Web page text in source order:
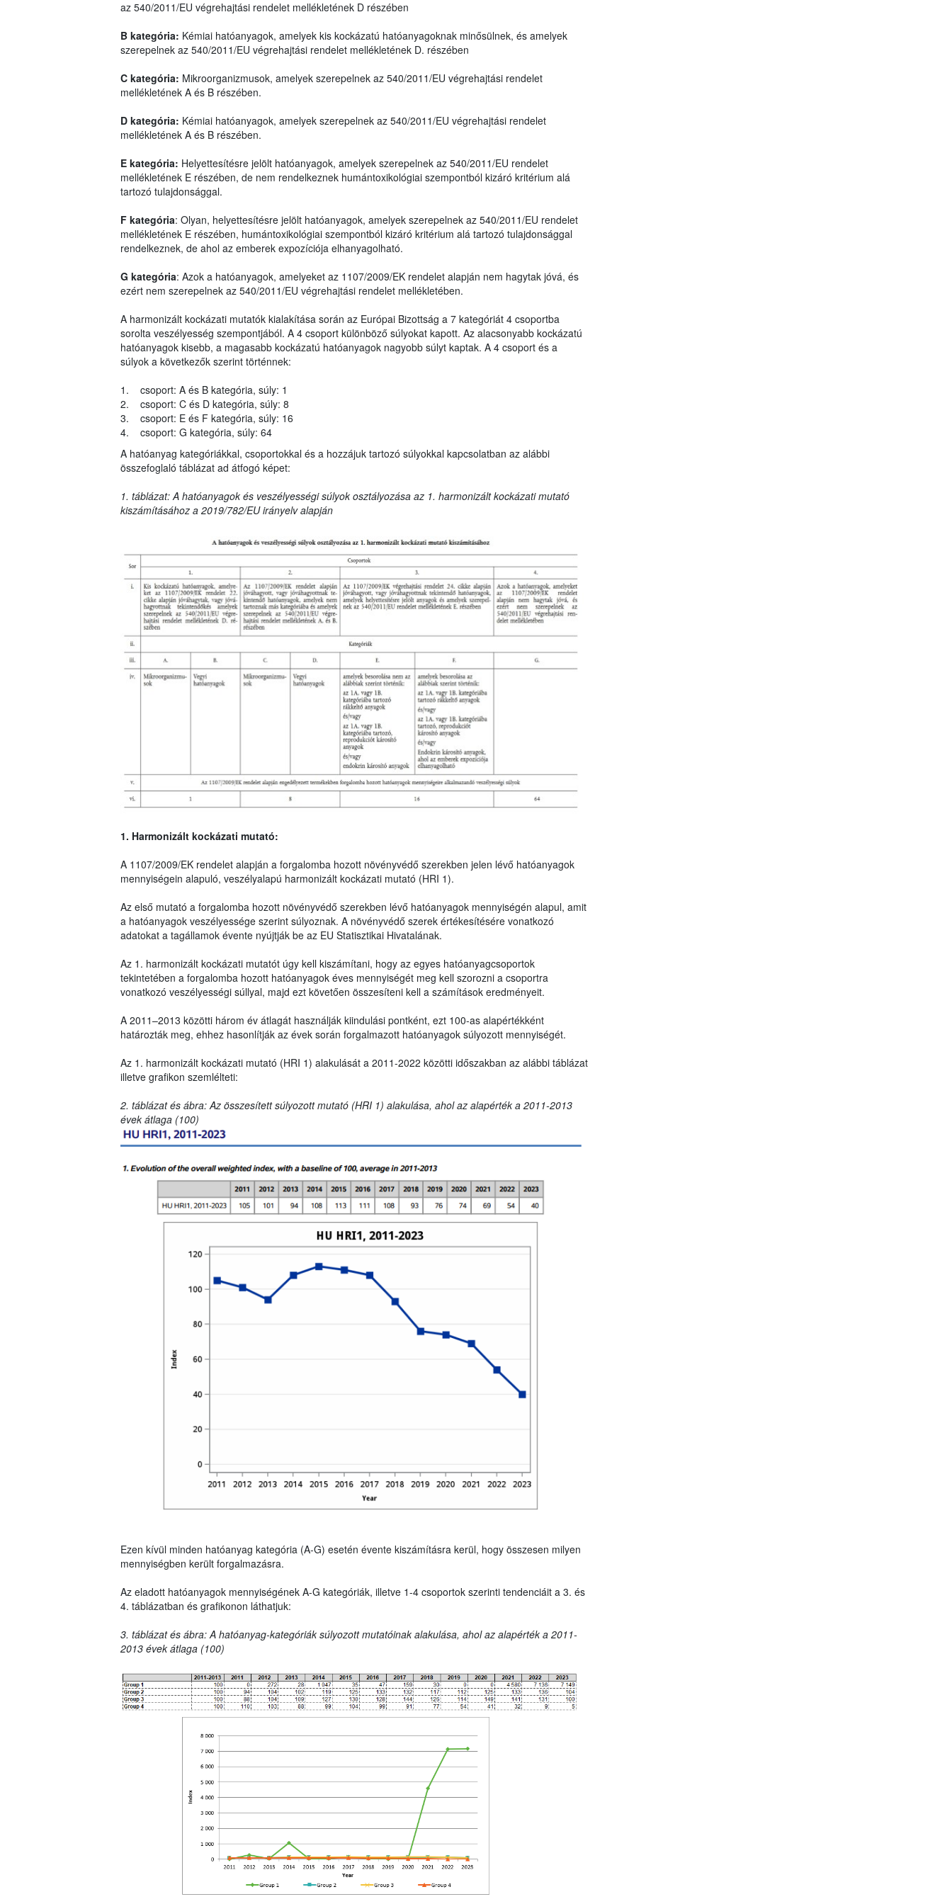
az 540/2011/EU végrehajtási rendelet mellékletének D részében
B kategória: Kémiai hatóanyagok, amelyek kis kockázatú hatóanyagoknak minősülnek, és amelyek
szerepelnek az 540/2011/EU végrehajtási rendelet mellékletének D. részében
C kategória: Mikroorganizmusok, amelyek szerepelnek az 540/2011/EU végrehajtási rendelet
mellékletének A és B részében.
D kategória: Kémiai hatóanyagok, amelyek szerepelnek az 540/2011/EU végrehajtási rendelet
mellékletének A és B részében.
E kategória: Helyettesítésre jelölt hatóanyagok, amelyek szerepelnek az 540/2011/EU rendelet
mellékletének E részében, de nem rendelkeznek humántoxikológiai szempontból kizáró kritérium alá
tartozó tulajdonsággal.
F kategória: Olyan, helyettesítésre jelölt hatóanyagok, amelyek szerepelnek az 540/2011/EU rendelet
mellékletének E részében, humántoxikológiai szempontból kizáró kritérium alá tartozó tulajdonsággal
rendelkeznek, de ahol az emberek expozíciója elhanyagolható.
G kategória: Azok a hatóanyagok, amelyeket az 1107/2009/EK rendelet alapján nem hagytak jóvá, és
ezért nem szerepelnek az 540/2011/EU végrehajtási rendelet mellékletében.
A harmonizált kockázati mutatók kialakítása során az Európai Bizottság a 7 kategóriát 4 csoportba
sorolta veszélyesség szempontjából. A 4 csoport különböző súlyokat kapott. Az alacsonyabb kockázatú
hatóanyagok kisebb, a magasabb kockázatú hatóanyagok nagyobb súlyt kaptak. A 4 csoport és a
súlyok a következők szerint történnek:
1. csoport: A és B kategória, súly: 1
2. csoport: C és D kategória, súly: 8
3. csoport: E és F kategória, súly: 16
4. csoport: G kategória, súly: 64
A hatóanyag kategóriákkal, csoportokkal és a hozzájuk tartozó súlyokkal kapcsolatban az alábbi
összefoglaló táblázat ad átfogó képet:
1. táblázat: A hatóanyagok és veszélyességi súlyok osztályozása az 1. harmonizált kockázati mutató
kiszámításához a 2019/782/EU irányelv alapján
1. Harmonizált kockázati mutató:
A 1107/2009/EK rendelet alapján a forgalomba hozott növényvédő szerekben jelen lévő hatóanyagok
mennyiségein alapuló, veszélyalapú harmonizált kockázati mutató (HRI 1).
Az első mutató a forgalomba hozott növényvédő szerekben lévő hatóanyagok mennyiségén alapul, amit
a hatóanyagok veszélyessége szerint súlyoznak. A növényvédő szerek értékesítésére vonatkozó
adatokat a tagállamok évente nyújtják be az EU Statisztikai Hivatalának.
Az 1. harmonizált kockázati mutatót úgy kell kiszámítani, hogy az egyes hatóanyagcsoportok
tekintetében a forgalomba hozott hatóanyagok éves mennyiségét meg kell szorozni a csoportra
vonatkozó veszélyességi súllyal, majd ezt követően összesíteni kell a számítások eredményeit.
A 2011–2013 közötti három év átlagát használják kiindulási pontként, ezt 100-as alapértékként
határozták meg, ehhez hasonlítják az évek során forgalmazott hatóanyagok súlyozott mennyiségét.
Az 1. harmonizált kockázati mutató (HRI 1) alakulását a 2011-2022 közötti időszakban az alábbi táblázat
illetve grafikon szemlélteti:
2. táblázat és ábra: Az összesített súlyozott mutató (HRI 1) alakulása, ahol az alapérték a 2011-2013
évek átlaga (100)
Ezen kívül minden hatóanyag kategória (A-G) esetén évente kiszámításra kerül, hogy összesen milyen
mennyiségben került forgalmazásra.
Az eladott hatóanyagok mennyiségének A-G kategóriák, illetve 1-4 csoportok szerinti tendenciáit a 3. és
4. táblázatban és grafikonon láthatjuk:
3. táblázat és ábra: A hatóanyag-kategóriák súlyozott mutatóinak alakulása, ahol az alapérték a 2011-
2013 évek átlaga (100)